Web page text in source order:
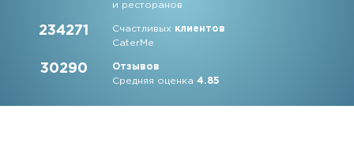
и ресторанов
234271 Счастливых клиентов
CaterMe
30290
Отзывов
Средняя оценка4.85